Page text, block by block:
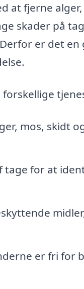
fjerne alger,
skader på
er det en
mos, skidt
tage for at
er fri for